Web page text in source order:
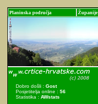
Planinska područja Županije
Dobro došli : Gost
Posjetitelja online : 56
Statistika : AWstats